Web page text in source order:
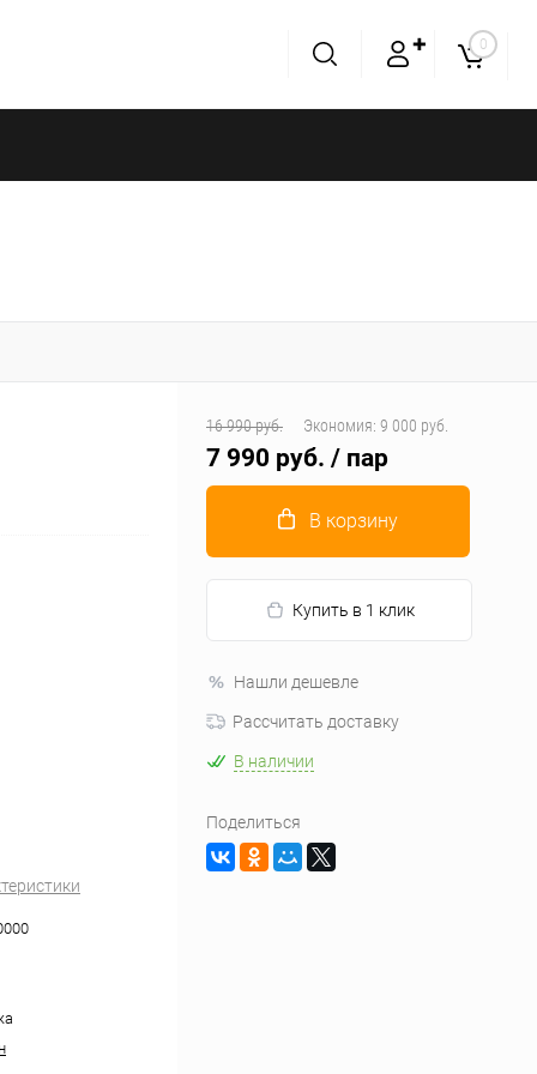
✚ 0
16 990 руб. Экономия: 9 000 руб.
7 990 руб. / пар
В корзину
Купить в 1 клик
Нашли дешевле
Рассчитать доставку
В наличии
Поделиться